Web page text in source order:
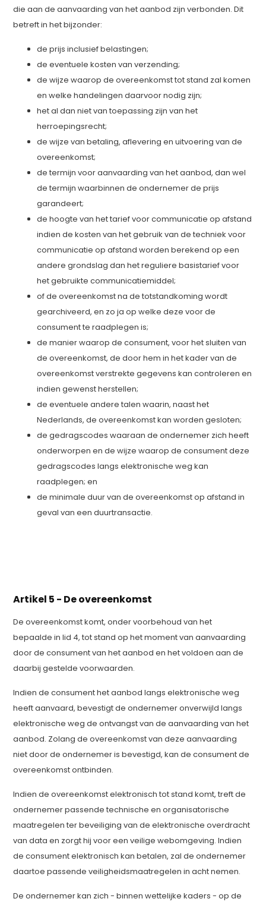
die aan de aanvaarding van het aanbod zijn verbonden. Dit
betreft in het bijzonder:
de prijs inclusief belastingen;
de eventuele kosten van verzending;
de wijze waarop de overeenkomst tot stand zal komen
en welke handelingen daarvoor nodig zijn;
het al dan niet van toepassing zijn van het
herroepingsrecht;
de wijze van betaling, aflevering en uitvoering van de
overeenkomst;
de termijn voor aanvaarding van het aanbod, dan wel
de termijn waarbinnen de ondernemer de prijs
garandeert;
de hoogte van het tarief voor communicatie op afstand
indien de kosten van het gebruik van de techniek voor
communicatie op afstand worden berekend op een
andere grondslag dan het reguliere basistarief voor
het gebruikte communicatiemiddel;
of de overeenkomst na de totstandkoming wordt
gearchiveerd, en zo ja op welke deze voor de
consument te raadplegen is;
de manier waarop de consument, voor het sluiten van
de overeenkomst, de door hem in het kader van de
overeenkomst verstrekte gegevens kan controleren en
indien gewenst herstellen;
de eventuele andere talen waarin, naast het
Nederlands, de overeenkomst kan worden gesloten;
de gedragscodes waaraan de ondernemer zich heeft
onderworpen en de wijze waarop de consument deze
gedragscodes langs elektronische weg kan
raadplegen; en
de minimale duur van de overeenkomst op afstand in
geval van een duurtransactie.
Artikel 5 - De overeenkomst
De overeenkomst komt, onder voorbehoud van het
bepaalde in lid 4, tot stand op het moment van aanvaarding
door de consument van het aanbod en het voldoen aan de
daarbij gestelde voorwaarden.
Indien de consument het aanbod langs elektronische weg
heeft aanvaard, bevestigt de ondernemer onverwijld langs
elektronische weg de ontvangst van de aanvaarding van het
aanbod. Zolang de overeenkomst van deze aanvaarding
niet door de ondernemer is bevestigd, kan de consument de
overeenkomst ontbinden.
Indien de overeenkomst elektronisch tot stand komt, treft de
ondernemer passende technische en organisatorische
maatregelen ter beveiliging van de elektronische overdracht
van data en zorgt hij voor een veilige webomgeving. Indien
de consument elektronisch kan betalen, zal de ondernemer
daartoe passende veiligheidsmaatregelen in acht nemen.
De ondernemer kan zich - binnen wettelijke kaders - op de